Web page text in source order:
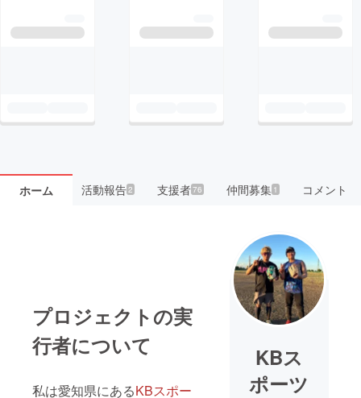
ホーム 活動報告2 支援者76 仲間募集 1 コメント
プロジェクトの実
行者について
私は愛知県にあるKBスポー
KBス
ポーツ